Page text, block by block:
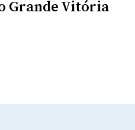
Grande Vitória